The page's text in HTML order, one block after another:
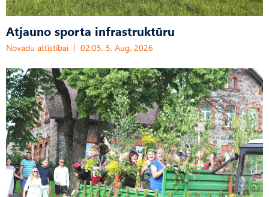
Atjauno sporta infrastruktūru
Novadu attīstībai 02:05, 5. Aug, 2026